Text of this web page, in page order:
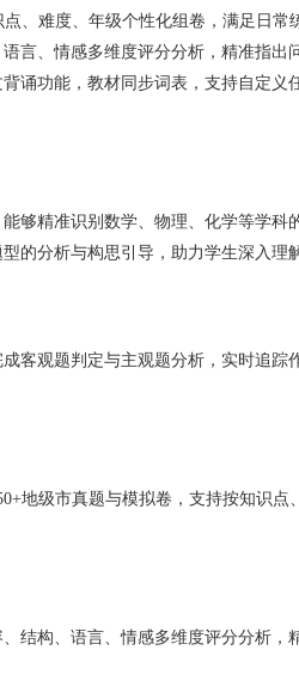
、难度、年级个性化组卷，满足日
言、情感多维度评分分析，精准指
诵功能，教材同步词表，支持自定
够精准识别数学、物理、化学等学
的分析与构思引导，助力学生深入理
客观题判定与主观题分析，实时追踪
地级市真题与模拟卷，支持按知识
结构、语言、情感多维度评分分析